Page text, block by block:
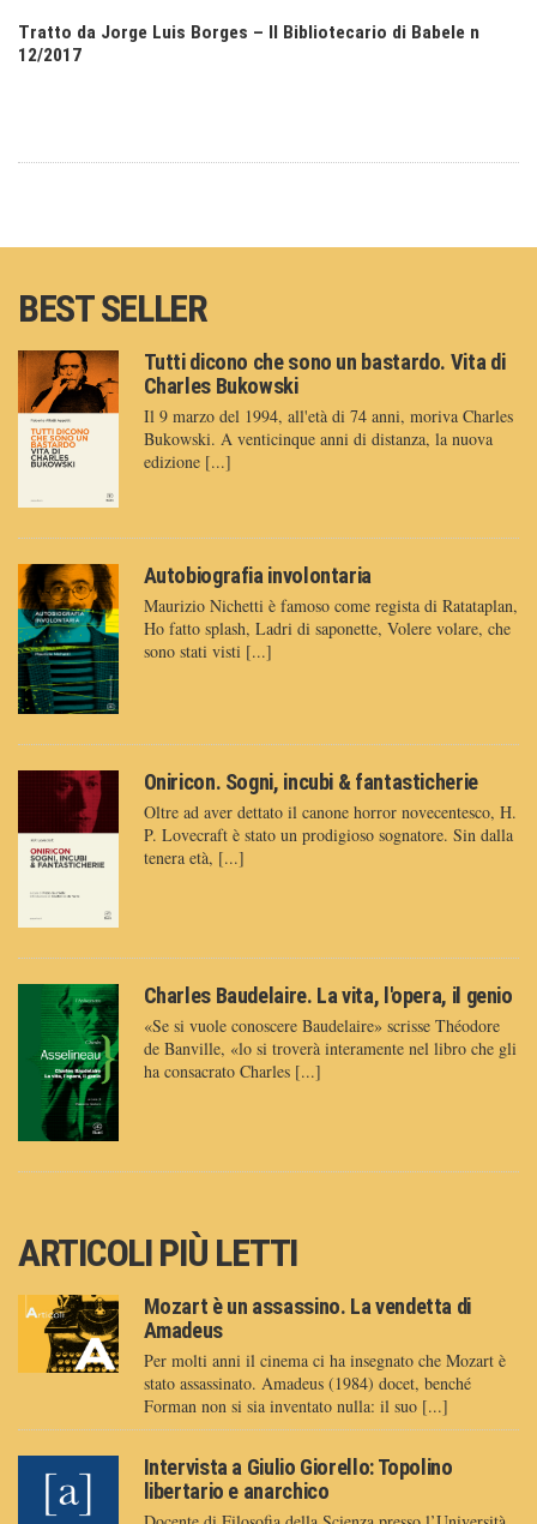
Tratto da Jorge Luis Borges – Il Bibliotecario di Babele n
12/2017
BEST SELLER
Tutti dicono che sono un bastardo. Vita di
Charles Bukowski
Il 9 marzo del 1994, all'età di 74 anni, moriva Charles
Bukowski. A venticinque anni di distanza, la nuova
edizione [...]
Autobiografia involontaria
Maurizio Nichetti è famoso come regista di Ratataplan,
Ho fatto splash, Ladri di saponette, Volere volare, che
sono stati visti [...]
Oniricon. Sogni, incubi & fantasticherie
Oltre ad aver dettato il canone horror novecentesco, H.
P. Lovecraft è stato un prodigioso sognatore. Sin dalla
tenera età, [...]
Charles Baudelaire. La vita, l'opera, il genio
«Se si vuole conoscere Baudelaire» scrisse Théodore
de Banville, «lo si troverà interamente nel libro che gli
ha consacrato Charles [...]
ARTICOLI PIÙ LETTI
Mozart è un assassino. La vendetta di
Amadeus
Per molti anni il cinema ci ha insegnato che Mozart è
stato assassinato. Amadeus (1984) docet, benché
Forman non si sia inventato nulla: il suo [...]
Intervista a Giulio Giorello: Topolino
libertario e anarchico